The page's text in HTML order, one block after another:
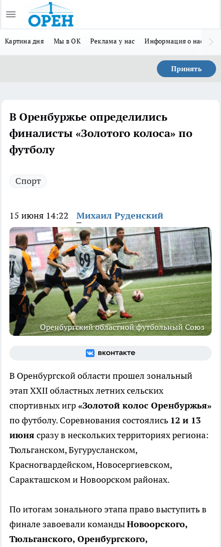
Картина дня Мы в ОК Реклама у нас Информация о нас
Принять
В Оренбуржье определились
финалисты «Золотого колоса» по
футболу
Спорт
15 июня 14:22 Михаил Руденский
Оренбургский областной футбольный Союз
В Оренбургской области прошел зональный
этап XXII областных летних сельских
спортивных игр «Золотой колос Оренбуржья»
по футболу. Соревнования состоялись 12 и 13
июня сразу в нескольких территориях региона:
Тюльганском, Бугурусланском,
Красногвардейском, Новосергиевском,
Саракташском и Новоорском районах.
По итогам зонального этапа право выступить в
финале завоевали командыНовоорского,
Тюльганского, Оренбургского,